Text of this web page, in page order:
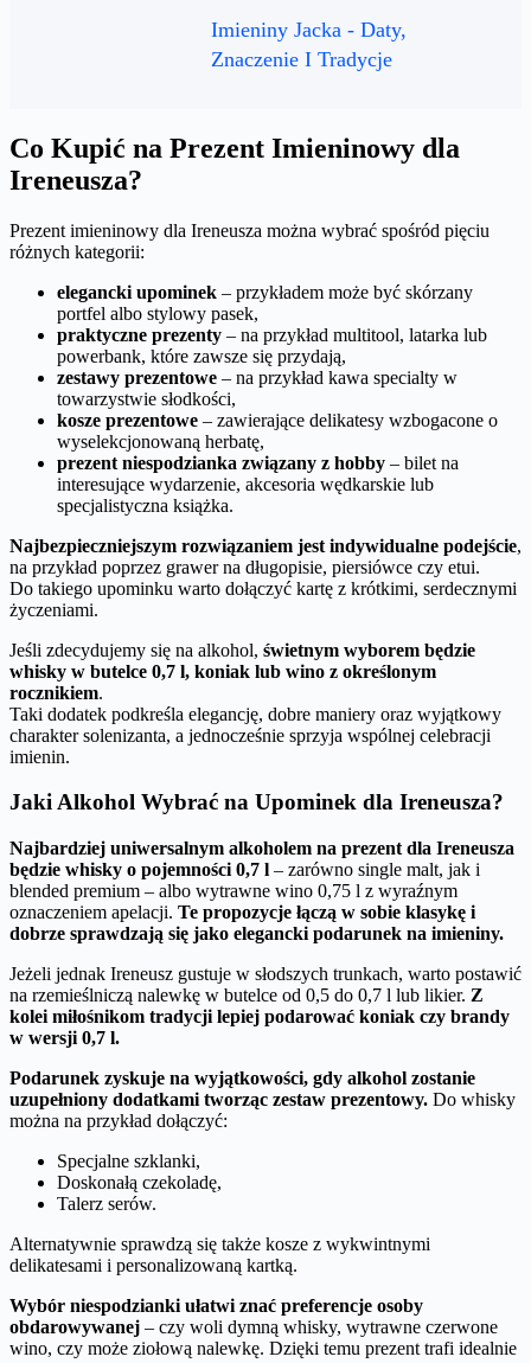
Imieniny Jacka - Daty,
Znaczenie I Tradycje
Co Kupić na Prezent Imieninowy dla
Ireneusza?
Prezent imieninowy dla Ireneusza można wybrać spośród pięciu
różnych kategorii:
elegancki upominek – przykładem może być skórzany
portfel albo stylowy pasek,
praktyczne prezenty – na przykład multitool, latarka lub
powerbank, które zawsze się przydają,
zestawy prezentowe – na przykład kawa specialty w
towarzystwie słodkości,
kosze prezentowe – zawierające delikatesy wzbogacone o
wyselekcjonowaną herbatę,
prezent niespodzianka związany z hobby – bilet na
interesujące wydarzenie, akcesoria wędkarskie lub
specjalistyczna książka.
Najbezpieczniejszym rozwiązaniem jest indywidualne podejście,
na przykład poprzez grawer na długopisie, piersiówce czy etui.
Do takiego upominku warto dołączyć kartę z krótkimi, serdecznymi
życzeniami.
Jeśli zdecydujemy się na alkohol, świetnym wyborem będzie
whisky w butelce 0,7 l, koniak lub wino z określonym
rocznikiem.
Taki dodatek podkreśla elegancję, dobre maniery oraz wyjątkowy
charakter solenizanta, a jednocześnie sprzyja wspólnej celebracji
imienin.
Jaki Alkohol Wybrać na Upominek dla Ireneusza?
Najbardziej uniwersalnym alkoholem na prezent dla Ireneusza
będzie whisky o pojemności 0,7 l – zarówno single malt, jak i
blended premium – albo wytrawne wino 0,75 l z wyraźnym
oznaczeniem apelacji. Te propozycje łączą w sobie klasykę i
dobrze sprawdzają się jako elegancki podarunek na imieniny.
Jeżeli jednak Ireneusz gustuje w słodszych trunkach, warto postawić
na rzemieślniczą nalewkę w butelce od 0,5 do 0,7 l lub likier. Z
kolei miłośnikom tradycji lepiej podarować koniak czy brandy
w wersji 0,7 l.
Podarunek zyskuje na wyjątkowości, gdy alkohol zostanie
uzupełniony dodatkami tworząc zestaw prezentowy. Do whisky
można na przykład dołączyć:
Specjalne szklanki,
Doskonałą czekoladę,
Talerz serów.
Alternatywnie sprawdzą się także kosze z wykwintnymi
delikatesami i personalizowaną kartką.
Wybór niespodzianki ułatwi znać preferencje osoby
obdarowywanej – czy woli dymną whisky, wytrawne czerwone
wino, czy może ziołową nalewkę. Dzięki temu prezent trafi idealnie